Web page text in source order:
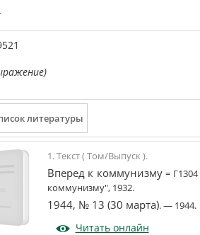
1. Текст ( Том/Выпуск ).
Вперед к коммунизму = Г1304
коммунизму",1932.
1944, № 13 (30 марта). —1944.
Читать онлайн